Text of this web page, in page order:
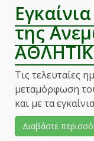
της
Τις τελευταίες
μεταμόρφωση
και με τα
Διαβάστε